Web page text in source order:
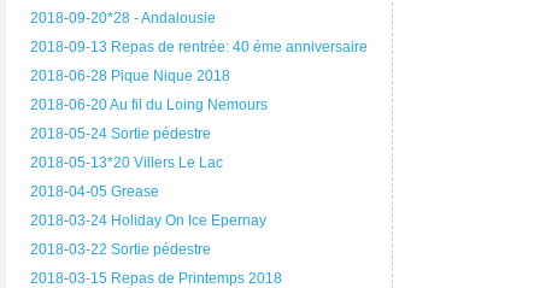
2018-09-20*28 - Andalousie
2018-09-13 Repas de rentrée: 40 éme anniversaire
2018-06-28 Pique Nique 2018
2018-06-20 Au fil du Loing Nemours
2018-05-24 Sortie pédestre
2018-05-13*20 Villers Le Lac
2018-04-05 Grease
2018-03-24 Holiday On Ice Epernay
2018-03-22 Sortie pédestre
2018-03-15 Repas de Printemps 2018